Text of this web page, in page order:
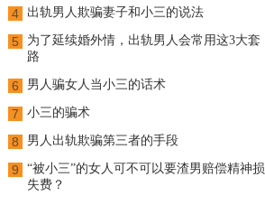
4 出轨男人欺骗妻子和小三的说法
5
为了延续婚外情，出轨男人会常用这3大套
路
6 男人骗女人当小三的话术
7 小三的骗术
8 男人出轨欺骗第三者的手段
9
“被小三”的女人可不可以要渣男赔偿精神损
失费？